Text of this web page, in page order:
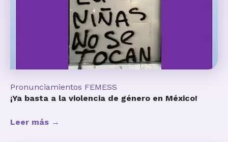
Pronunciamientos FEMESS
¡Ya basta a la violencia de género en México!
Leer más →